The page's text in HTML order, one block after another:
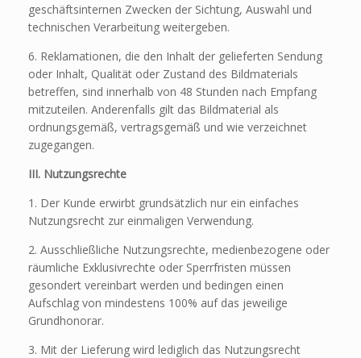
geschäftsinternen Zwecken der Sichtung, Auswahl und
technischen Verarbeitung weitergeben.
6. Reklamationen, die den Inhalt der gelieferten Sendung
oder Inhalt, Qualität oder Zustand des Bildmaterials
betreffen, sind innerhalb von 48 Stunden nach Empfang
mitzuteilen. Anderenfalls gilt das Bildmaterial als
ordnungsgemäß, vertragsgemäß und wie verzeichnet
zugegangen.
III. Nutzungsrechte
1. Der Kunde erwirbt grundsätzlich nur ein einfaches
Nutzungsrecht zur einmaligen Verwendung.
2. Ausschließliche Nutzungsrechte, medienbezogene oder
räumliche Exklusivrechte oder Sperrfristen müssen
gesondert vereinbart werden und bedingen einen
Aufschlag von mindestens 100% auf das jeweilige
Grundhonorar.
3. Mit der Lieferung wird lediglich das Nutzungsrecht